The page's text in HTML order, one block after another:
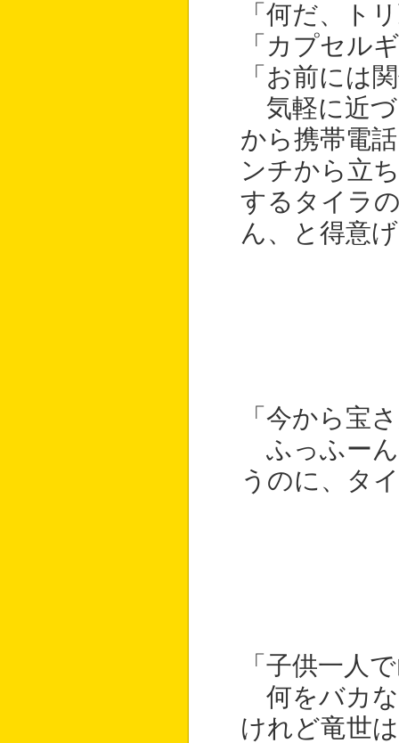
「何だ、ト
「カプセル
「お前には
気軽に近づ
から携帯電
ンチから立
するタイラ
ん、と得意
「今から宝
ふっふーん
うのに、タ
「子供一人
何をバカな
けれど竜世